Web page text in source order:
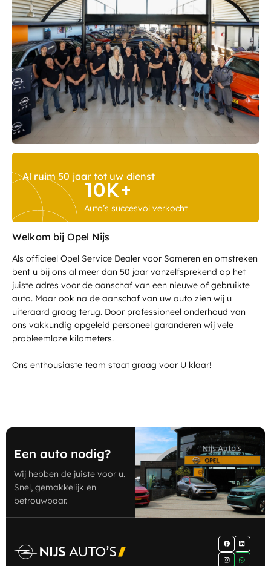
Al ruim 50 jaar tot uw dienst
10K+
Auto’s succesvol verkocht
Welkom bij Opel Nijs
Als officieel Opel Service Dealer voor Someren en omstreken
bent u bij ons al meer dan 50 jaar vanzelfsprekend op het
juiste adres voor de aanschaf van een nieuwe of gebruikte
auto. Maar ook na de aanschaf van uw auto zien wij u
uiteraard graag terug. Door professioneel onderhoud van
ons vakkundig opgeleid personeel garanderen wij vele
probleemloze kilometers.
Ons enthousiaste team staat graag voor U klaar!
Een auto nodig?
Wij hebben de juiste voor u.
Snel, gemakkelijk en
betrouwbaar.